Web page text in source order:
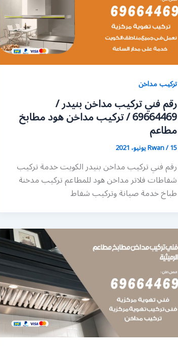
تركيب مداخن
رقم فني تركيب مداخن بنيدر /
69664469 / تركيب مداخن هود مطابخ
مطاعم
Rwan/15 يونيو، 2021
رقم فني تركيب مداخن بنيدر الكويت خدمة تركيب
شفاطات فلاتر مداخن هود للمطاعم تركيب مدخنة
طباخ خدمة صيانة وتركيب شفاط